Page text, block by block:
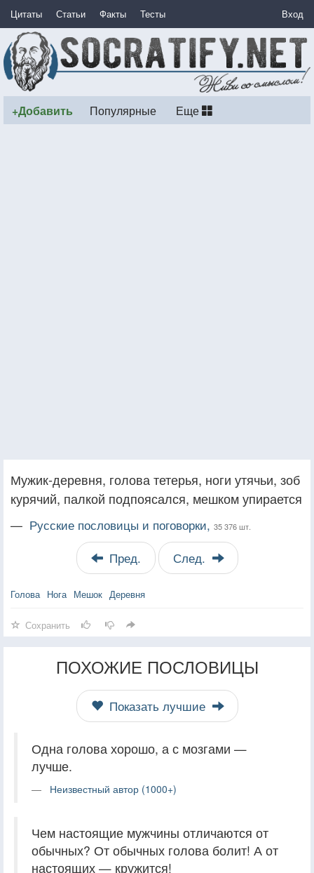
Цитаты Статьи Факты Тесты Вход
+Добавить Популярные Еще
Мужик-деревня, голова тетерья, ноги утячьи, зоб
курячий, палкой подпоясался, мешком упирается
— Русские пословицы и поговорки, 35 376 шт.
Пред. След.
Голова Нога Мешок Деревня
Сохранить
ПОХОЖИЕ ПОСЛОВИЦЫ
Показать лучшие
Одна голова хорошо, а с мозгами —
лучше.
Неизвестный автор (1000+)
Чем настоящие мужчины отличаются от
обычных? От обычных голова болит! А от
настоящих — кружится!